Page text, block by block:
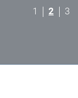
1 2 3